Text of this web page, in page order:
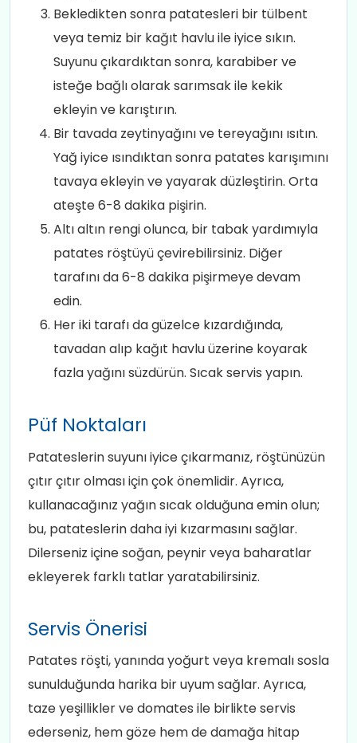
Bekledikten sonra patatesleri bir tülbent
veya temiz bir kağıt havlu ile iyice sıkın.
Suyunu çıkardıktan sonra, karabiber ve
isteğe bağlı olarak sarımsak ile kekik
ekleyin ve karıştırın.
Bir tavada zeytinyağını ve tereyağını ısıtın.
Yağ iyice ısındıktan sonra patates karışımını
tavaya ekleyin ve yayarak düzleştirin. Orta
ateşte 6-8 dakika pişirin.
Altı altın rengi olunca, bir tabak yardımıyla
patates röştüyü çevirebilirsiniz. Diğer
tarafını da 6-8 dakika pişirmeye devam
edin.
Her iki tarafı da güzelce kızardığında,
tavadan alıp kağıt havlu üzerine koyarak
fazla yağını süzdürün. Sıcak servis yapın.
Püf Noktaları
Patateslerin suyunı iyice çıkarmanız, röştünüzün
çıtır çıtır olması için çok önemlidir. Ayrıca,
kullanacağınız yağın sıcak olduğuna emin olun;
bu, patateslerin daha iyi kızarmasını sağlar.
Dilerseniz içine soğan, peynir veya baharatlar
ekleyerek farklı tatlar yaratabilirsiniz.
Servis Önerisi
Patates röşti, yanında yoğurt veya kremalı sosla
sunulduğunda harika bir uyum sağlar. Ayrıca,
taze yeşillikler ve domates ile birlikte servis
ederseniz, hem göze hem de damağa hitap